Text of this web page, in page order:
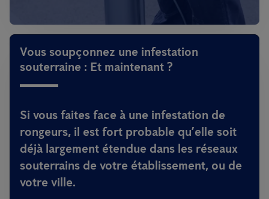
Vous soupçonnez une infestation
souterraine : Et maintenant ?
Si vous faites face à une infestation de
rongeurs, il est fort probable qu’elle soit
déjà largement étendue dans les réseaux
souterrains de votre établissement, ou de
votre ville.